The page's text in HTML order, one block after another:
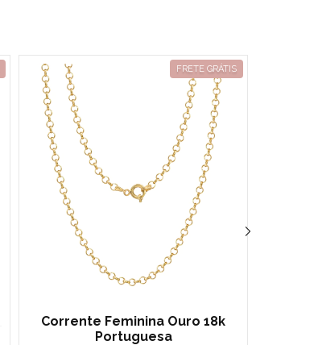
FRETE GRÁTIS
Corrente Feminina Ouro 18k
Portuguesa